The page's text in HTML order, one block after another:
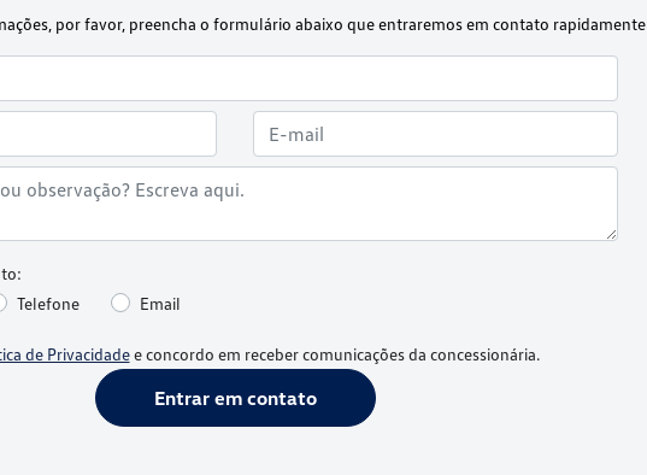
por favor, preencha o formulário abaixo que entraremos em contato rapidamente
Telefone Email
de Privacidadee concordo em receber comunicações da concessionária.
Entrar em contato